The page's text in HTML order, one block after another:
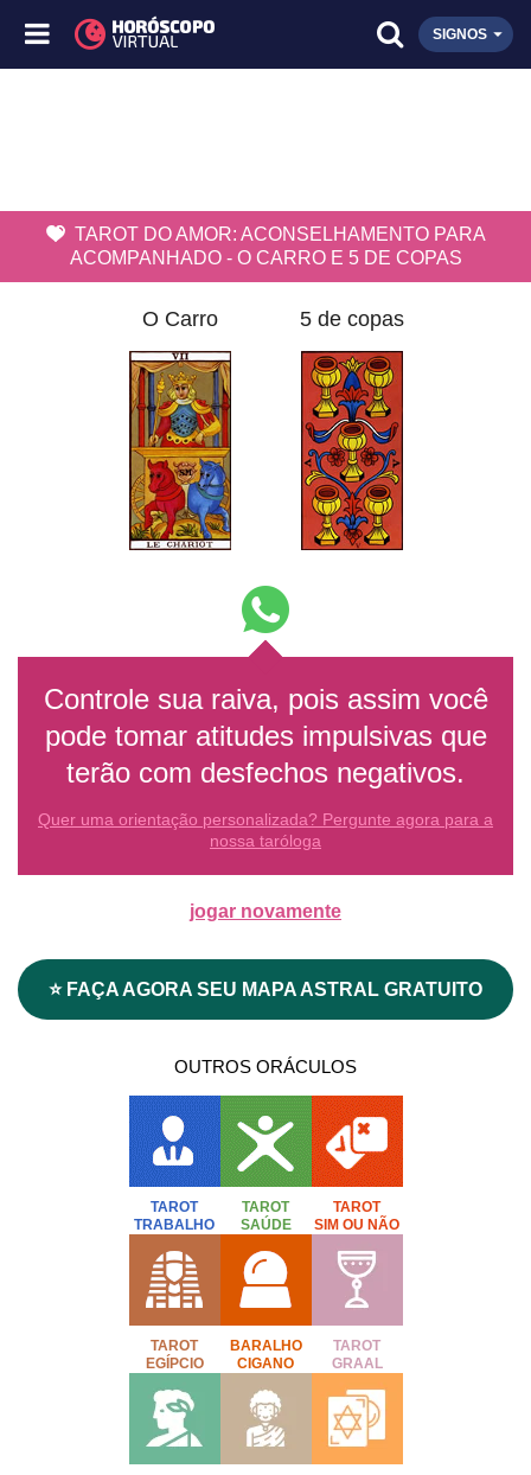
SIGNOS
TAROT DO AMOR: ACONSELHAMENTO PARA
ACOMPANHADO - O CARRO E 5 DE COPAS
O Carro 5 de copas
Controle sua raiva, pois assim você
pode tomar atitudes impulsivas que
terão com desfechos negativos.
Quer uma orientação personalizada? Pergunte agora para a
nossa taróloga
jogar novamente
⭐ FAÇA AGORA SEU MAPA ASTRAL GRATUITO
OUTROS ORÁCULOS
TAROT
TRABALHO
TAROT
SAÚDE
TAROT
SIM OU NÃO
TAROT
EGÍPCIO
BARALHO
CIGANO
TAROT
GRAAL